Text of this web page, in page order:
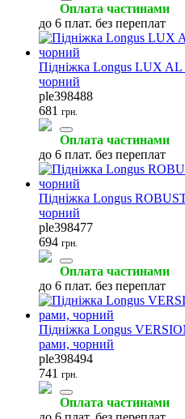
(3)
Інструмент для каретки
(2)
Фляги велосипедні
(2)
(1)
Оплата частинами
до 6 плат. без переплат
Підніжка Longus LUX AL
чорний
ple398488
681 грн.
Оплата частинами
до 6 плат. без переплат
Підніжка Longus
чорний
ple398477
694 грн.
Оплата частинами
до 6 плат. без переплат
Підніжка Longus
рами, чорний
ple398494
741 грн.
Оплата частинами